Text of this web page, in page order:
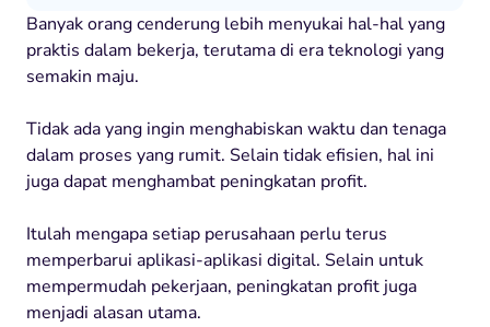
Banyak orang cenderung lebih menyukai hal-hal yang
praktis dalam bekerja, terutama di era teknologi yang
semakin maju.
Tidak ada yang ingin menghabiskan waktu dan tenaga
dalam proses yang rumit. Selain tidak efisien, hal ini
juga dapat menghambat peningkatan profit.
Itulah mengapa setiap perusahaan perlu terus
memperbarui aplikasi-aplikasi digital. Selain untuk
mempermudah pekerjaan, peningkatan profit juga
menjadi alasan utama.